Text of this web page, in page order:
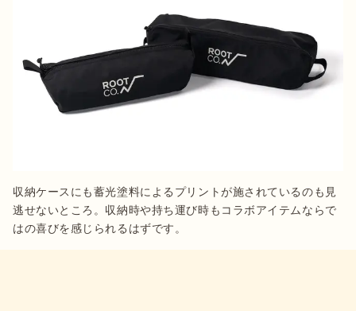
収納ケースにも蓄光塗料によるプリントが施されているのも見
逃せないところ。収納時や持ち運び時もコラボアイテムならで
はの喜びを感じられるはずです。